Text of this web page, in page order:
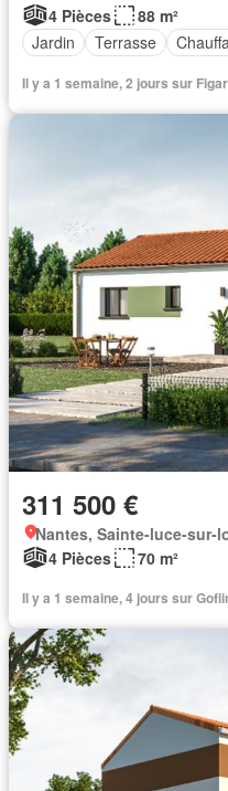
4 Pièces
88 m²
Jardin
Terrasse
Il y a 1 semaine, 2 jours sur
311 500 €
Nantes, Sainte-luce-sur-
4 Pièces
70 m²
Il y a 1 semaine, 4 jours sur